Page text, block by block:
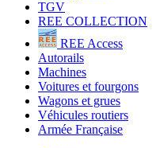
TGV
REE COLLECTION
REE Access
Autorails
Machines
Voitures et fourgons
Wagons et grues
Véhicules routiers
Armée Française